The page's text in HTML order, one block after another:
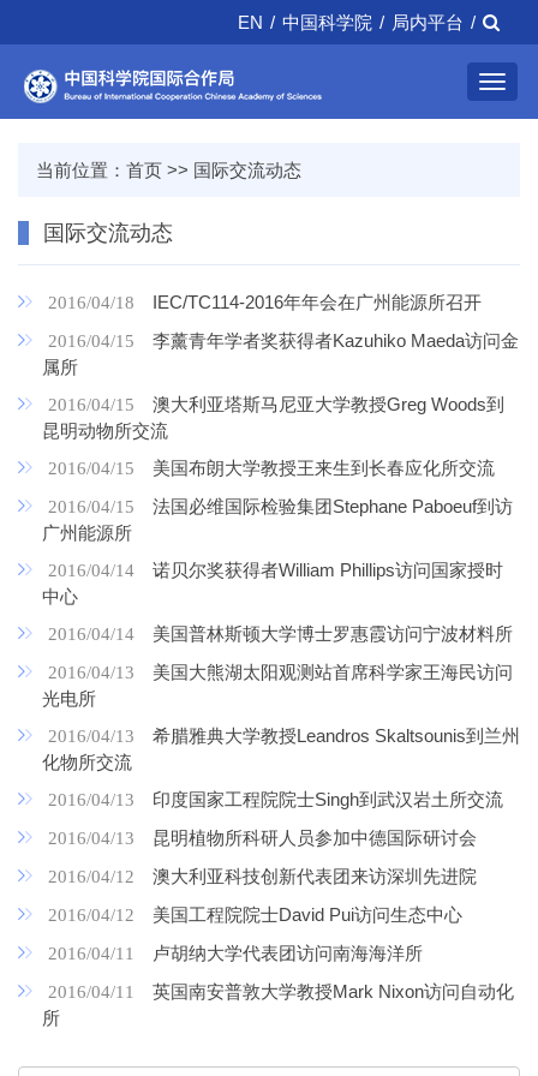
EN / 中国科学院 / 局内平台 /
当前位置： 首页 >> 国际交流动态
国际交流动态
2016/04/18 IEC/TC114-2016年年会在广州能源所召开
2016/04/15
李薰青年学者奖获得者Kazuhiko Maeda访问金
属所
2016/04/15
澳大利亚塔斯马尼亚大学教授Greg Woods到
昆明动物所交流
2016/04/15 美国布朗大学教授王来生到长春应化所交流
2016/04/15
法国必维国际检验集团Stephane Paboeuf到访
广州能源所
2016/04/14
诺贝尔奖获得者William Phillips访问国家授时
中心
2016/04/14 美国普林斯顿大学博士罗惠霞访问宁波材料所
2016/04/13
美国大熊湖太阳观测站首席科学家王海民访问
光电所
2016/04/13
希腊雅典大学教授Leandros Skaltsounis到兰州
化物所交流
2016/04/13 印度国家工程院院士Singh到武汉岩土所交流
2016/04/13 昆明植物所科研人员参加中德国际研讨会
2016/04/12 澳大利亚科技创新代表团来访深圳先进院
2016/04/12 美国工程院院士David Pui访问生态中心
2016/04/11 卢胡纳大学代表团访问南海海洋所
2016/04/11
英国南安普敦大学教授Mark Nixon访问自动化
所